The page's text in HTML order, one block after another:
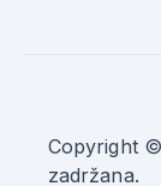
Copyright ©
zadržana.